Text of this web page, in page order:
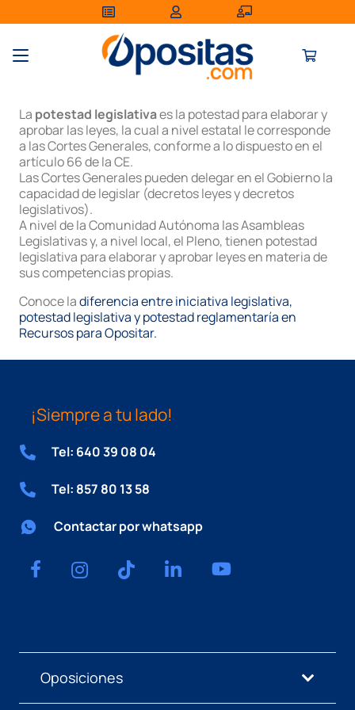
La potestad legislativaes la potestad para elaborar y
aprobar las leyes, la cual a nivel estatal le corresponde
a las Cortes Generales, conforme a lo dispuesto en el
artículo 66 de la CE.
Las Cortes Generales pueden delegar en el Gobierno la
capacidad de legislar (decretos leyes y decretos
legislativos).
A nivel de la Comunidad Autónoma las Asambleas
Legislativas y, a nivel local, el Pleno, tienen potestad
legislativa para elaborar y aprobar leyes en materia de
sus competencias propias.
Conoce ladiferencia entre iniciativa legislativa,
potestad legislativa y potestad reglamentaría en
Recursos para Opositar.
¡Siempre a tu lado!
Tel: 640 39 08 04
Tel: 857 80 13 58
Contactar por whatsapp
Oposiciones